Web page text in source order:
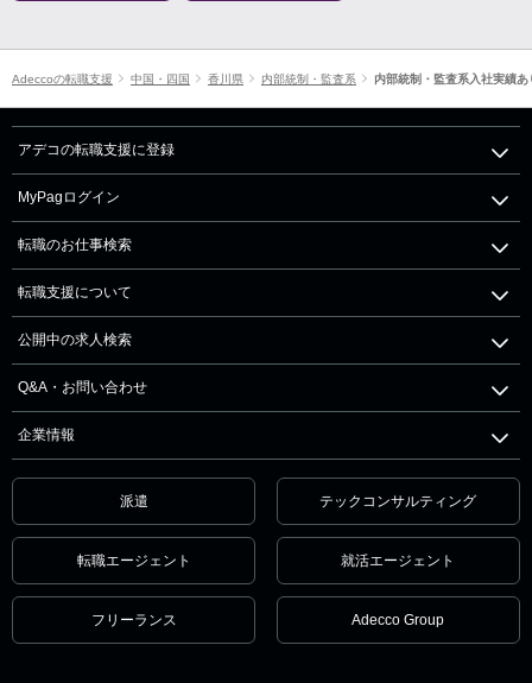
Adeccoの転職支援 中国・四国 香川県 内部統制・監査系 内部統制・監査系入社実績あ
アデコの転職支援に登録
MyPagログイン
転職のお仕事検索
転職支援について
公開中の求人検索
Q&A・お問い合わせ
企業情報
派遣 テックコンサルティング
転職エージェント 就活エージェント
フリーランス Adecco Group